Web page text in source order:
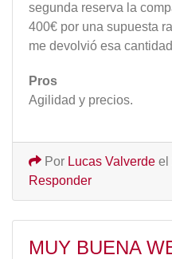
segunda reserva la
400€ por una supuesta
me devolvió esa
Pros
Agilidad y precios.
Por Lucas Valverde el
Responder
MUY BUENA